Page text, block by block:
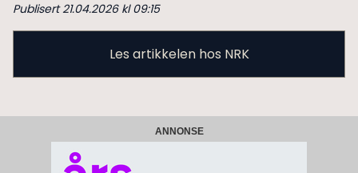
Publisert 21.04.2026 kl 09:15
Les artikkelen hos NRK
ANNONSE